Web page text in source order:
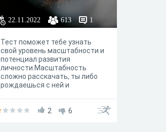
22.11.2022 613 1
Тест поможет тебе узнать
свой уровень масштабности и
потенциал развития
личности.Масштабность
сложно расскачать, ты либо
рождаешься с ней и
опираешься на другие
2 6